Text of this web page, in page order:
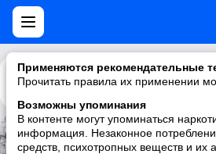
Применяются рекомендательные
Прочитать правила их применении
Возможны упоминания
В контенте могут упоминаться
информация. Незаконное
средств, психотропных веществ и их
Каталог Рекомендации
Tenkiyohou